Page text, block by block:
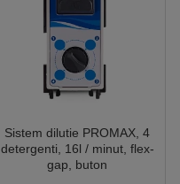
Sistem dilutie PROMAX, 4
detergenti, 16l / minut, flex-
gap, buton